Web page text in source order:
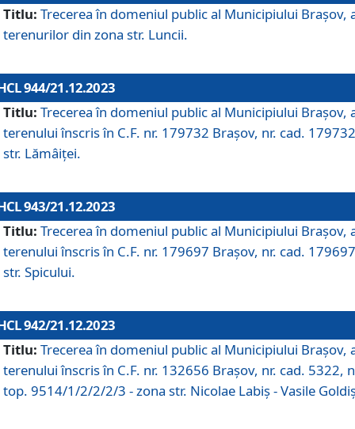
Titlu: Trecerea în domeniul public al Municipiului Braşov,
terenurilor din zona str. Luncii.
944/21.12.2023
Titlu: Trecerea în domeniul public al Municipiului Braşov,
terenului înscris în C.F. nr. 179732 Brașov, nr. cad.
str. Lămâiței.
943/21.12.2023
Titlu: Trecerea în domeniul public al Municipiului Braşov,
terenului înscris în C.F. nr. 179697 Brașov, nr. cad.
str. Spicului.
942/21.12.2023
Titlu: Trecerea în domeniul public al Municipiului Braşov,
terenului înscris în C.F. nr. 132656 Brașov, nr. cad. 5322,
top. 9514/1/2/2/2/3 - zona str. Nicolae Labiș - Vasile